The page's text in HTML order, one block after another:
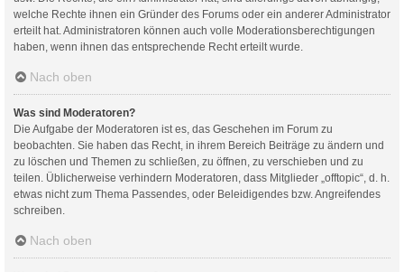
welche Rechte ihnen ein Gründer des Forums oder ein anderer Administrator
erteilt hat. Administratoren können auch volle Moderationsberechtigungen
haben, wenn ihnen das entsprechende Recht erteilt wurde.
Nach oben
Was sind Moderatoren?
Die Aufgabe der Moderatoren ist es, das Geschehen im Forum zu
beobachten. Sie haben das Recht, in ihrem Bereich Beiträge zu ändern und
zu löschen und Themen zu schließen, zu öffnen, zu verschieben und zu
teilen. Üblicherweise verhindern Moderatoren, dass Mitglieder „offtopic“, d. h.
etwas nicht zum Thema Passendes, oder Beleidigendes bzw. Angreifendes
schreiben.
Nach oben